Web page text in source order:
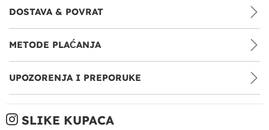
DOSTAVA & POVRAT
METODE PLAĆANJA
UPOZORENJA I PREPORUKE
SLIKE KUPACA